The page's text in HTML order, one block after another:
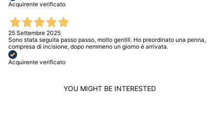
Acquirente verificato
25 Settembre 2025
Sono stata seguita passo passo, molto gentili. Ho preordinato una penna,
compresa di incisione, dopo nemmeno un giorno é arrivata.
Acquirente verificato
YOU MIGHT BE INTERESTED